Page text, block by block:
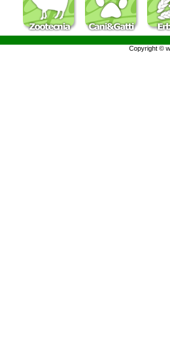
Copyright ©